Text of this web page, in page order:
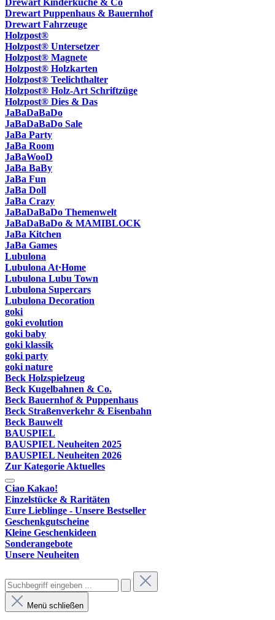
Drewart Kinderküche & Co
Drewart Puppenhaus & Bauernhof
Drewart Fahrzeuge
Holzpost®
Holzpost® Untersetzer
Holzpost® Magnete
Holzpost® Holzkarten
Holzpost® Teelichthalter
Holzpost® Holz-Art Schriftzüge
Holzpost® Dies & Das
JaBaDaBaDo
JaBaDaBaDo Sale
JaBa Party
JaBa Room
JaBaWooD
JaBa BaBy
JaBa Fun
JaBa Doll
JaBa Crazy
JaBaDaBaDo Themenwelt
JaBaDaBaDo & MAMIBLOCK
JaBa Kitchen
JaBa Games
Lubulona
Lubulona At·Home
Lubulona Lubu Town
Lubulona Supercars
Lubulona Decoration
goki
goki evolution
goki baby
goki klassik
goki party
goki nature
Beck Holzspielzeug
Beck Kugelbahnen & Co.
Beck Bauernhof & Puppenhaus
Beck Straßenverkehr & Eisenbahn
Beck Bauwelt
BAUSPIEL
BAUSPIEL Neuheiten 2025
BAUSPIEL Neuheiten 2026
Zur Kategorie Aktuelles
Ciao Kakao!
Einzelstücke & Raritäten
Eure Lieblinge - Unsere Bestseller
Geschenkgutscheine
Kleine Geschenkideen
Sonderangebote
Unsere Neuheiten
Menü schließen